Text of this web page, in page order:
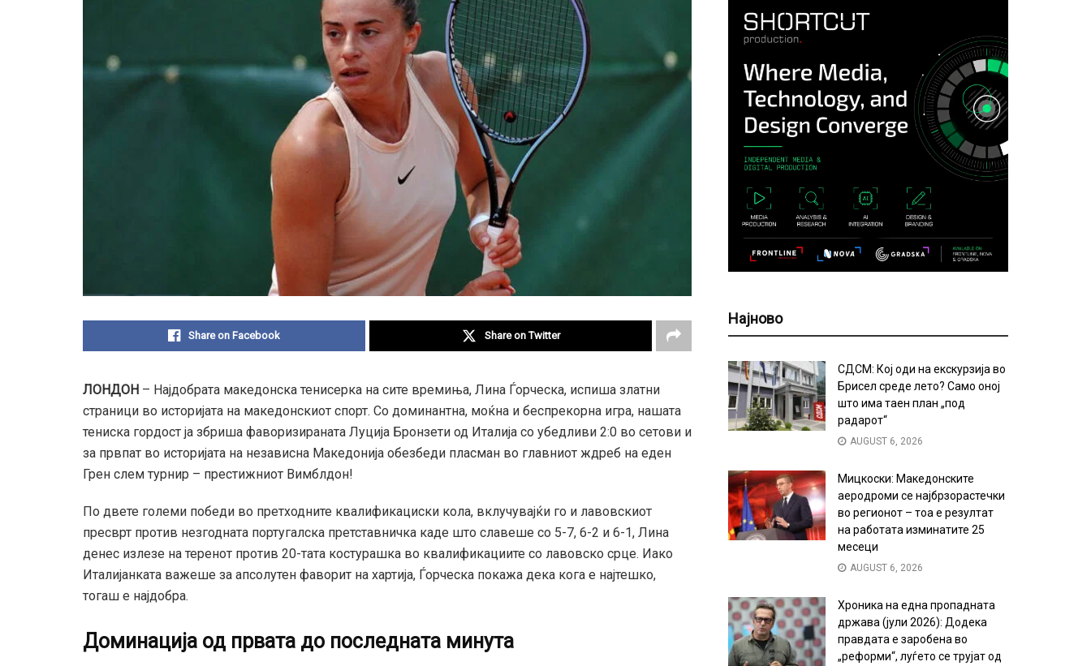
Share on Facebook Share on Twitter
ЛОНДОН – Најдобрата македонска тенисерка на сите времиња, Лина Ѓорческа, испиша златни
страници во историјата на македонскиот спорт. Со доминантна, моќна и беспрекорна игра, нашата
тениска гордост ја збриша фаворизираната Луција Бронзети од Италија со убедливи 2:0 во сетови и
за првпат во историјата на независна Македонија обезбеди пласман во главниот ждреб на еден
Грен слем турнир – престижниот Вимблдон!
По двете големи победи во претходните квалификациски кола, вклучувајќи го и лавовскиот
пресврт против незгодната португалска претставничка каде што славеше со 5-7, 6-2 и 6-1, Лина
денес излезе на теренот против 20-тата костурашка во квалификациите со лавовско срце. Иако
Италијанката важеше за апсолутен фаворит на хартија, Ѓорческа покажа дека кога е најтешко,
тогаш е најдобра.
Доминација од првата до последната минута
Најново
СДСМ: Кој оди на екскурзија во
Брисел среде лето? Само оној
што има таен план „под
радарот“
AUGUST 6, 2026
Мицкоски: Македонските
аеродроми се најбрзорастечки
во регионот – тоа е резултат
на работата изминатите 25
месеци
AUGUST 6, 2026
Хроника на една пропадната
држава (јули 2026): Додека
правдата е заробена во
„реформи“, луѓето се трујат од